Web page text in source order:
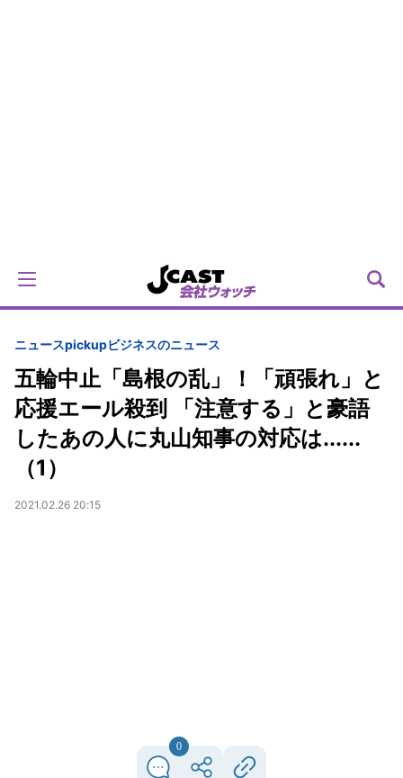
ニュースpickupビジネスのニュース
五輪中止「島根の乱」！「頑張れ」と
応援エール殺到 「注意する」と豪語
したあの人に丸山知事の対応は......
（1）
2021.02.26 20:15
0